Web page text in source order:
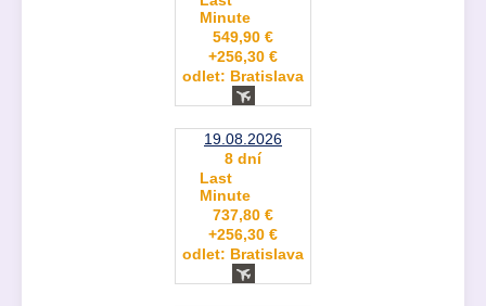
Minute
549,90 €
+256,30 €
odlet: Bratislava
19.08.2026
8 dní
Last
Minute
737,80 €
+256,30 €
odlet: Bratislava